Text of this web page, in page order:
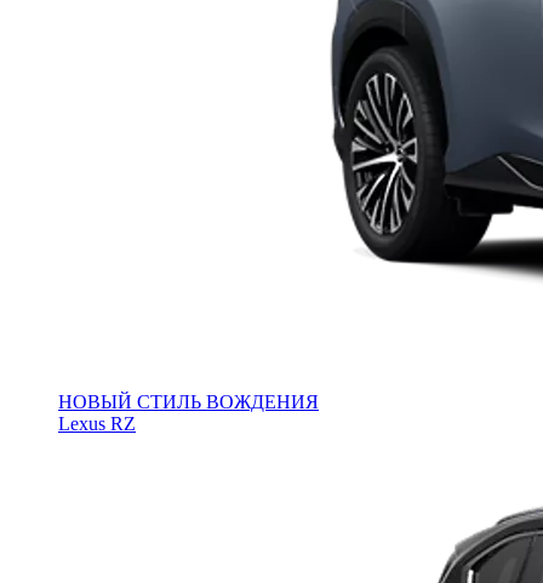
НОВЫЙ СТИЛЬ ВОЖДЕНИЯ
Lexus RZ